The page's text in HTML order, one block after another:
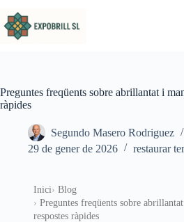
Preguntes freqüents sobre abrillantat i
ràpides
Segundo Masero Rodriguez
29 de gener de 2026
restaurar
Inici
Blog
Preguntes freqüents sobre
respostes ràpides